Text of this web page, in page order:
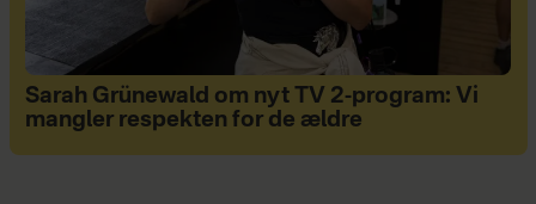
Sarah Grünewald om nyt TV 2-program: Vi
mangler respekten for de ældre